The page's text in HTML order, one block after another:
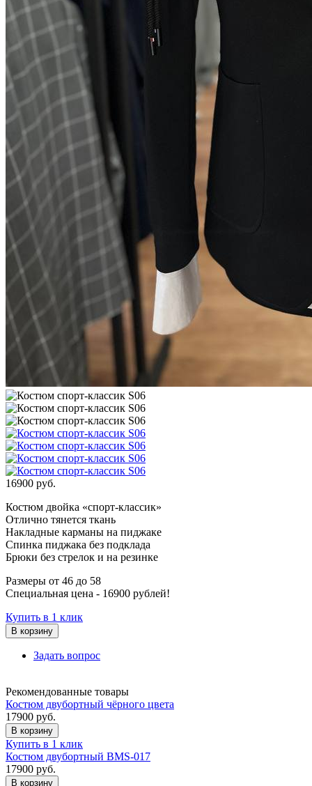
16900 руб.
Костюм двойка «спорт-классик»
Отлично тянется ткань
Накладные карманы на пиджаке
Спинка пиджака без подклада
Брюки без стрелок и на резинке
Размеры от 46 до 58
Специальная цена - 16900 рублей!
Купить в 1 клик
В корзину
Задать вопрос
Рекомендованные товары
Костюм двубортный чёрного цвета
17900 руб.
В корзину
Купить в 1 клик
Костюм двубортный BMS-017
17900 руб.
В корзину